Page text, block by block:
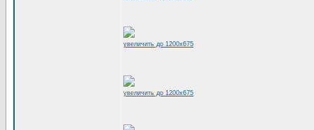
увеличить до 1200x675
увеличить до 1200x675